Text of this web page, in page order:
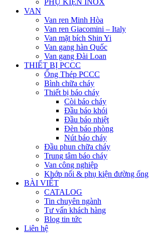
PHỤ KIỆN INOX
VAN
Van ren Minh Hòa
Van ren Giacomini – Italy
Van mặt bích Shin Yi
Van gang hàn Quốc
Van gang Đài Loan
THIẾT BỊ PCCC
Ống Thép PCCC
Bình chữa cháy
Thiết bị báo cháy
Còi báo cháy
Đầu báo khói
Đầu báo nhiệt
Đèn báo phòng
Nút báo cháy
Đầu phun chữa cháy
Trung tâm báo cháy
Van công nghiệp
Khớp nối & phụ kiện đường ống
BÀI VIẾT
CATALOG
Tin chuyên ngành
Tư vấn khách hàng
Blog tin tức
Liên hệ